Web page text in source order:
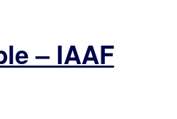
– IAAF